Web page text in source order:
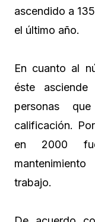
ascendido a
el último año.
En cuanto al
éste
personas
calificación.
en 2000
trabajo.